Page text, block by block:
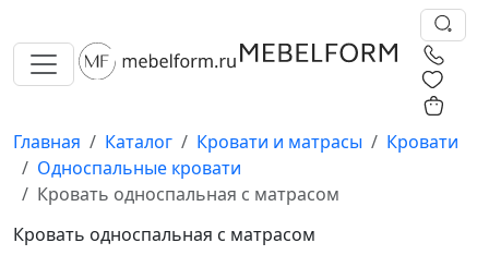
Главная Каталог Кровати и матрасы
Кровати
Односпальные кровати
Кровать односпальная с матрасом
Кровать односпальная с матрасом